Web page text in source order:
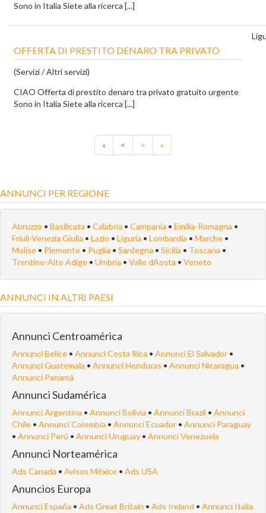
Sono in Italia Siete alla ricerca [...]
OFFERTA DI PRESTITO DENARO TRA PRIVATO
(Servizi / Altri servizi)
CIAO Offerta di prestito denaro tra privato gratuito urgente
Sono in Italia Siete alla ricerca [...]
« < > »
ANNUNCI PER REGIONE
Abruzzo • Basilicata • Calabria • Campania • Emilia-Romagna •
Friuli-Venezia Giulia • Lazio • Liguria • Lombardia • Marche •
Molise • Piemonte • Puglia • Sardegna • Sicilia • Toscana •
Trentino-Alto Adige • Umbria • Valle dAosta • Veneto
ANNUNCI IN ALTRI PAESI
Annunci Centroamérica
Annunci Belice • Annunci Costa Rica • Annunci El Salvador •
Annunci Guatemala • Annunci Honduras • Annunci Nicaragua •
Annunci Panamá
Annunci Sudamérica
Annunci Argentina • Annunci Bolivia • Annunci Brazil • Annunci
Chile • Annunci Colombia • Annunci Ecuador • Annunci Paraguay
• Annunci Perú • Annunci Uruguay • Annunci Venezuela
Annunci Norteamérica
Ads Canada • Avisos México • Ads USA
Anuncios Europa
Annunci España • Ads Great Britain • Ads Ireland • Annunci Italia